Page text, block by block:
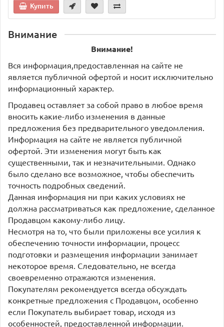
Купить
Внимание
Внимание!
Вся информация,предоставленная на сайте не
является публичной офертой и носит исключительно
информационный характер.
Продавец оставляет за собой право в любое время
вносить какие-либо изменения в данные
предложения без предварительного уведомления.
Информация на сайте не является публичной
офертой. Эти изменения могут быть как
существенными, так и незначительными. Однако
было сделано все возможное, чтобы обеспечить
точность подробных сведений.
Данная информация ни при каких условиях не
должна рассматриваться как предложение, сделанное
Продавцом какому-либо лицу.
Несмотря на то, что были приложены все усилия к
обеспечению точности информации, процесс
подготовки и размещения информации занимает
некоторое время. Следовательно, не всегда
своевременно отражаются изменения.
Покупателям рекомендуется всегда обсуждать
конкретные предложения с Продавцом, особенно
если Покупатель выбирает товар, исходя из
особенностей, предоставленной информации.